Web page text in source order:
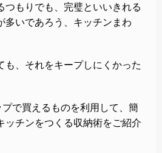
つもりでも、完璧といいきれる
多いであろう、キッチンまわ
も、それをキープしにくかった
で買えるものを利用して、簡
ッチンをつくる収納術をご紹介